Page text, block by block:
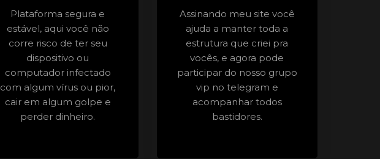
Plataforma segura e
estável, aqui você não
corre risco de ter seu
dispositivo ou
computador infectado
com algum vírus ou pior,
cair em algum golpe e
perder dinheiro.
Assinando meu site você
ajuda a manter toda a
estrutura que criei pra
vocês, e agora pode
participar do nosso grupo
vip no telegram e
acompanhar todos
bastidores.